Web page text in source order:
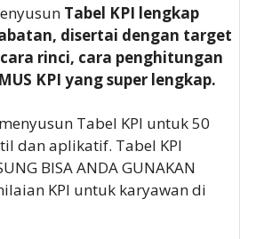
Tabel KPI lengkap
disertai dengan target
rinci, cara penghitungan
KPI yang super lengkap.
Tabel KPI untuk 50
dan aplikatif. Tabel KPI
BISA ANDA GUNAKAN
KPI untuk karyawan di